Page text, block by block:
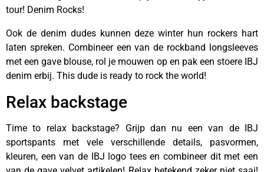
tour! Denim Rocks!
Ook de denim dudes kunnen deze winter hun rockers hart
laten spreken. Combineer een van de rockband longsleeves
met een gave blouse, rol je mouwen op en pak een stoere IBJ
denim erbij. This dude is ready to rock the world!
Relax backstage
Time to relax backstage? Grijp dan nu een van de IBJ
sportspants met vele verschillende details, pasvormen,
kleuren, een van de IBJ logo tees en combineer dit met een